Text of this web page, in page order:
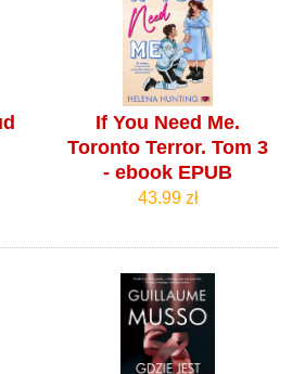
If You Need Me.
Toronto Terror. Tom 3
- ebook EPUB
43.99 zł